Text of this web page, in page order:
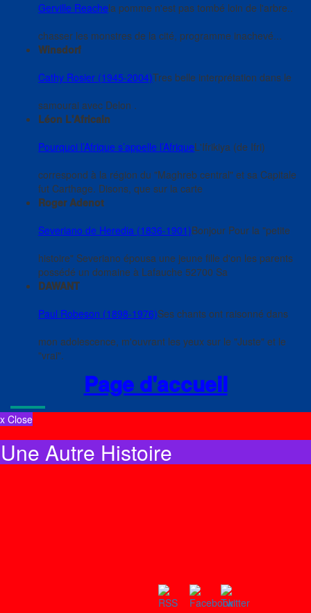
Gerville Reachela pomme n'est pas tombé loin de l'arbre..
chasser les monstres de la cité, programme inachevé...
Winsdorf
Cathy Rosier (1945-2004)Tres belle interprétation dans le
samourai avec Delon .
Léon L'Africain
Pourquoi l’Afrique s’appelle l’AfriqueL'Ifrikiya (de Ifri)
correspond à la région du "Maghreb central" et sa Capitale
fut Carthage. Disons, que sur la carte
Roger Adenot
Severiano de Heredia (1836-1901)Bonjour Pour la "petite
histoire" Severiano épousa une jeune fille d'on les parents
possédé un domaine à Lafauche 52700 Sa
DAWANT
Paul Robeson (1898-1976)Ses chants ont raisonné dans
mon adolescence, m'ouvrant les yeux sur le "Juste" et le
"vrai".
Page d'accueil
x Close
Une Autre Histoire